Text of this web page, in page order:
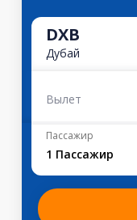
DXB
Дубай
Вылет
Пассажир
1 Пассажир